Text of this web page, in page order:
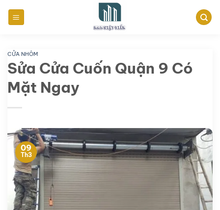
qua
dung
CỬA NHÔM
Sửa Cửa Cuốn Quận 9 Có
Mặt Ngay
09
Th3